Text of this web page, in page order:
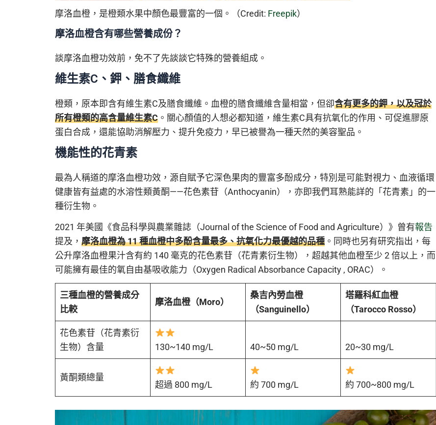
摩洛血橙，是橙類水果中顏色最豐富的一個。（Credit: Freepik）
摩洛血橙含有哪些營養成份？
談摩洛血橙功效前，免不了先談談它特殊的營養組成。
維生素C、鉀、膳食纖維
橙類，原本即含有維生素C及膳食纖維。血橙的膳食纖維含量相當，但卻含有更多的鉀，以及冠於
所有橙類的高含量維生素C 。關心顏值的人想必都知道，維生素C具有抗氧化的作用、可促進膠原
蛋白合成，還能協助消解壓力、提升免疫力，早已被譽為一種天然的美容聖品。
機能性的花青素
最為人稱道的摩洛血橙功效，源自賦予它深色果肉的豐富多酚成分，特別是可能對視力、血液循環
健康皆有益處的水溶性類黃酮——花色素苷（Anthocyanin），亦即我們耳熟能詳的「花青素」的一
種衍生物。
2021 年美國《食品科學與農業雜誌（Journal of the Science of Food and Agriculture）》曾有報告
提及， 摩洛血橙為 11 種血橙中多酚含量最多、抗氧化力最優越的品種 。同時也另有研究指出，每
公升摩洛血橙果汁含有約 140 毫克的花色素苷（花青素衍生物），超越其他血橙至少 2 倍以上，而
可能擁有最佳的氧自由基吸收能力（Oxygen Radical Absorbance Capacity , ORAC）。
三種血橙的營養成分
比較
摩洛血橙（Moro）
桑吉內勞血橙
（Sanguinello）
塔羅科紅血橙
（Tarocco Rosso）
花色素苷（花青素衍
生物）含量
130~140 mg/L 40~50 mg/L 20~30 mg/L
黃酮類總量
超過 800 mg/L 約 700 mg/L 約 700~800 mg/L